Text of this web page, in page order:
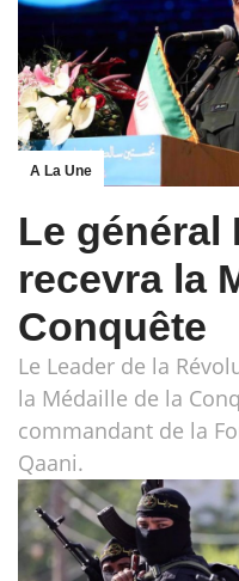
A La Une
Le général
recevra la
Conquête
Le Leader de la
la Médaille de la
commandant de la
Qaani.